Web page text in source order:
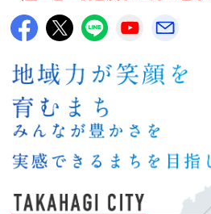
高萩市公式Facebook
高萩市公式X
高萩市公式
高萩市